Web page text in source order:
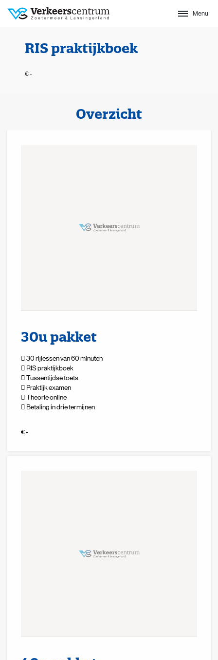
Menu
Sluit
RIS praktijkboek
€ -
Overzicht
30u pakket
30 rijlessen van 60 minuten
RIS praktijkboek
Tussentijdse toets
Praktijk examen
Theorie online
Betaling in drie termijnen
€ -